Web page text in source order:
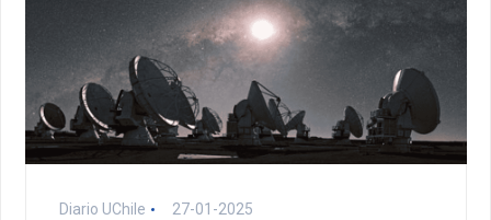
Diario UChile 27-01-2025